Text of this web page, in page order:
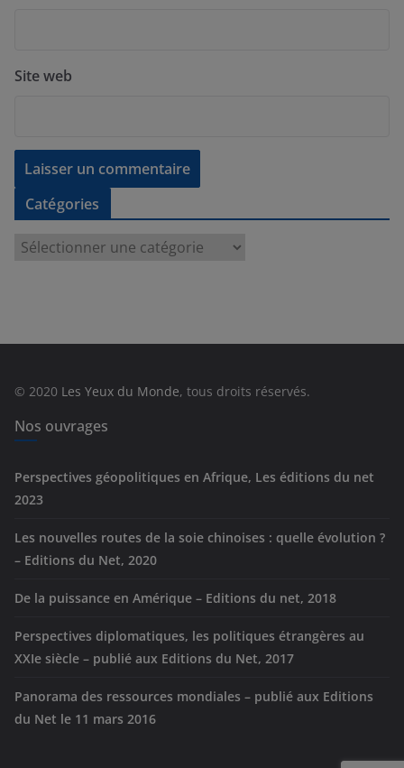
Site web
Catégories
e
s
© 2020 Les Yeux du Monde, tous droits réservés.
Nos ouvrages
Perspectives géopolitiques en Afrique, Les éditions du net
2023
Les nouvelles routes de la soie chinoises : quelle évolution ?
– Editions du Net, 2020
De la puissance en Amérique – Editions du net, 2018
Perspectives diplomatiques, les politiques étrangères au
XXIe siècle – publié aux Editions du Net, 2017
Panorama des ressources mondiales – publié aux Editions
du Net le 11 mars 2016